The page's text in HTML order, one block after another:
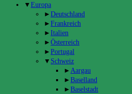
▼ Europa
► Deutschland
► Frankreich
► Italien
► Österreich
► Portugal
▼ Schweiz
► Aargau
► Baselland
► Baselstadt